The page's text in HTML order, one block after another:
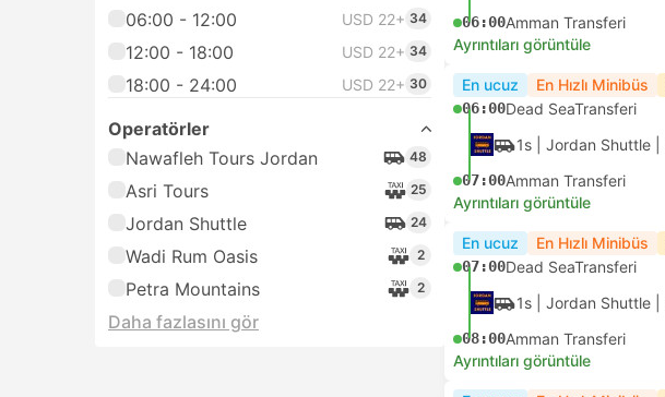
06:00 - 12:00 USD 22+ 34
12:00 - 18:00 USD 22+ 34
18:00 - 24:00 USD 22+ 30
Operatörler
Nawafleh Tours Jordan
48
Asri Tours 25
Jordan Shuttle 24
Wadi Rum Oasis 2
Petra Mountains 2
Daha fazlasını gör
06:00Amman Transferi
Ayrıntıları görüntüle
En ucuz En Hızlı Minibüs
06:00Dead SeaTransferi
1s | Jordan Shuttle
07:00Amman Transferi
Ayrıntıları görüntüle
En ucuz En Hızlı Minibüs
07:00Dead SeaTransferi
1s | Jordan Shuttle
08:00Amman Transferi
Ayrıntıları görüntüle